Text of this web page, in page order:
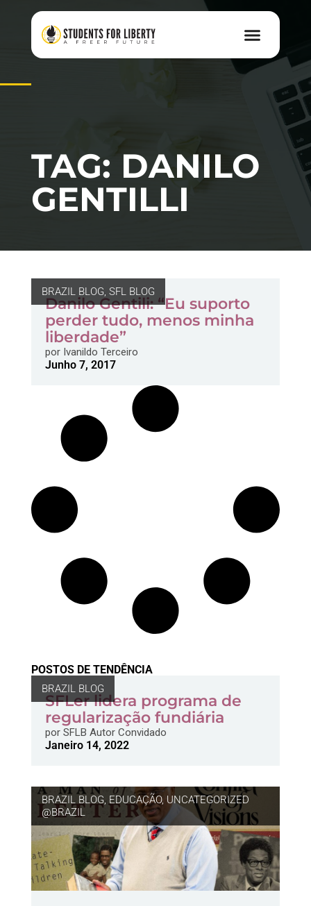
TAG: DANILO
GENTILLI
BRAZIL BLOG, SFL BLOG
Danilo Gentili: “Eu suporto
perder tudo, menos minha
liberdade”
porIvanildo Terceiro
Junho 7, 2017
POSTOS DE TENDÊNCIA
BRAZIL BLOG
SFLer lidera programa de
regularização fundiária
porSFLB Autor Convidado
Janeiro 14, 2022
BRAZIL BLOG, EDUCAÇÃO, UNCATEGORIZED
@BRAZIL